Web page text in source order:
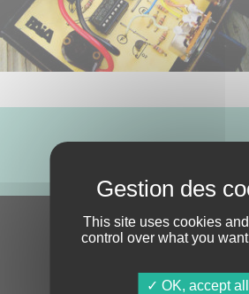
S'ABONNER À LA
This site uses cookies
control over what you
OK, accept all